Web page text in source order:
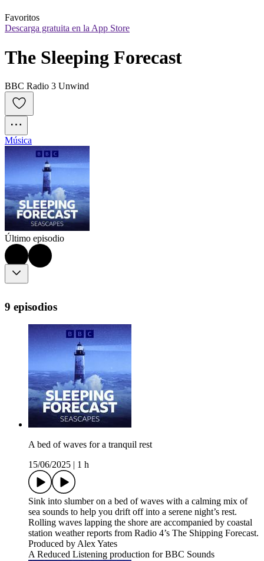
Favoritos
Descarga gratuita en la App Store
The Sleeping Forecast
BBC Radio 3 Unwind
Música
Último episodio
9 episodios
A bed of waves for a tranquil rest
15/06/2025
1 h
Sink into slumber on a bed of waves with a calming mix of
sea sounds to help you drift off into a serene night’s rest.
Rolling waves lapping the shore are accompanied by coastal
station weather reports from Radio 4’s The Shipping Forecast.
Produced by Alex Yates
A Reduced Listening production for BBC Sounds